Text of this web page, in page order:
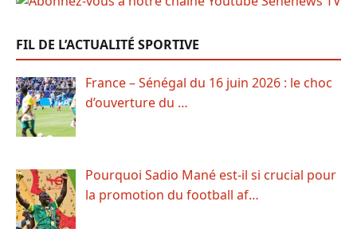
FIL DE L’ACTUALITÉ SPORTIVE
France – Sénégal du 16 juin 2026 : le choc
d’ouverture du …
Pourquoi Sadio Mané est-il si crucial pour
la promotion du football af…